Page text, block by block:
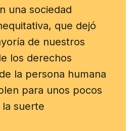
una sociedad
que dejó
de nuestros
los derechos
la persona humana
para unos pocos
suerte